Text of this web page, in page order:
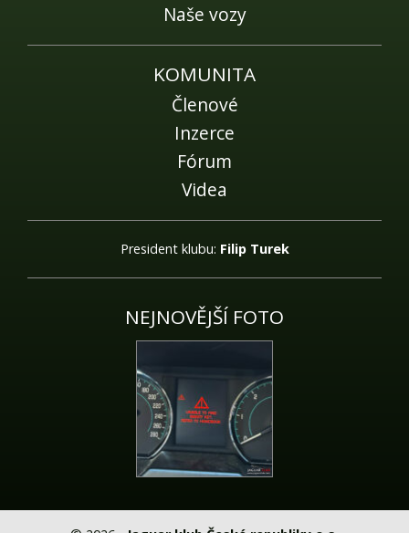
Naše vozy
KOMUNITA
Členové
Inzerce
Fórum
Videa
President klubu: Filip Turek
NEJNOVĚJŠÍ FOTO